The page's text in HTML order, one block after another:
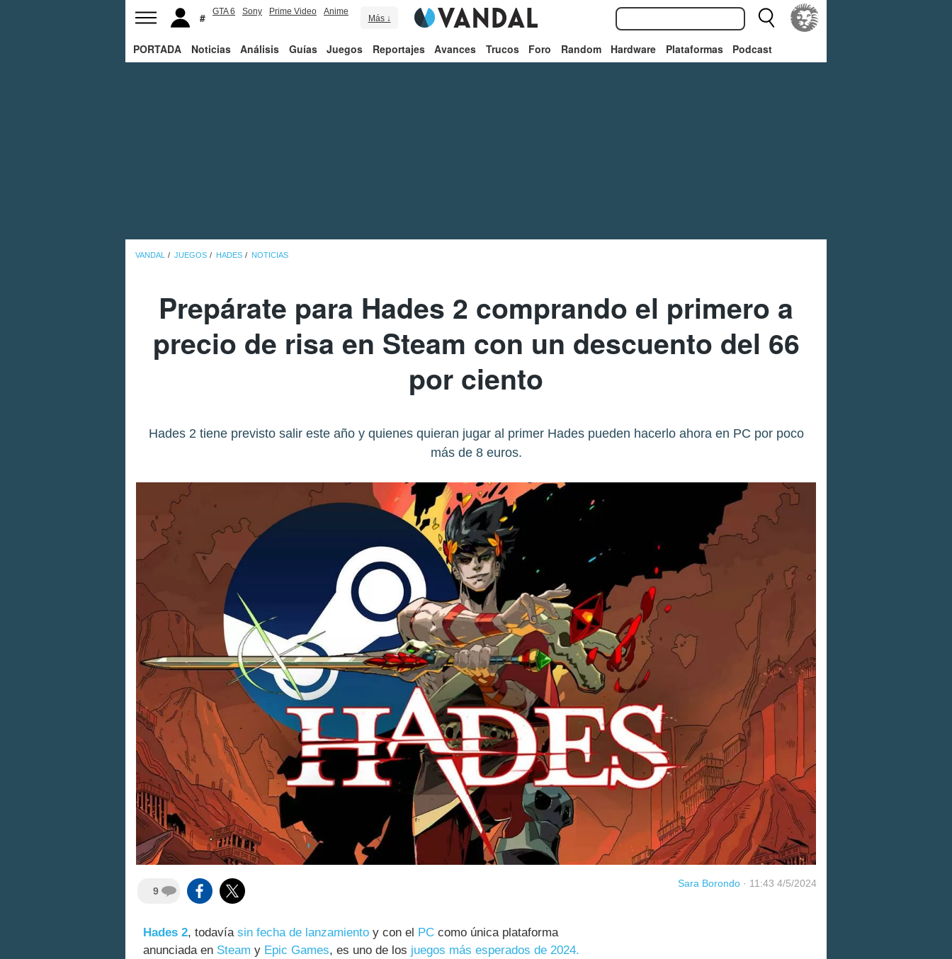
GTA 6 Sony Prime Video Anime
Más ↓
PORTADA Noticias Análisis Guías Juegos Reportajes Avances Trucos Foro Random Hardware Plataformas Podcast
VANDAL JUEGOS HADES NOTICIAS
Prepárate para Hades 2 comprando el primero a
precio de risa en Steam con un descuento del 66
por ciento
Hades 2 tiene previsto salir este año y quienes quieran jugar al primer Hades pueden hacerlo ahora en PC por poco
más de 8 euros.
9
Sara Borondo · 11:43 4/5/2024
Hades 2, todavía sin fecha de lanzamiento y con el PC como única plataforma
anunciada en Steam y Epic Games, es uno de los juegos más esperados de 2024.